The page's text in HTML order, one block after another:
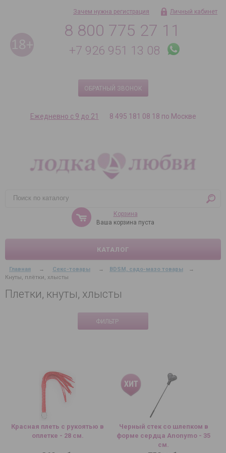
8 800 775 27 11
+7 926 951 13 08
ОБРАТНЫЙ ЗВОНОК
Зачем нужна регистрация Личный кабинет
Ежедневно с 9 до 21 8 495 181 08 18 по Москве
Корзина
Ваша корзина пуста
КАТАЛОГ
Главная → Секс-товары → BDSM, садо-мазо товары
→
Кнуты, плётки, хлысты
Плетки, кнуты, хлысты
ФИЛЬТР
Красная плеть с рукоятью в
оплетке - 28 см.
Черный стек со шлепком в
форме сердца Anonymo - 35
см.